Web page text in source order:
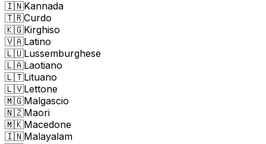
🇮🇳Kannada
🇹🇷Curdo
🇰🇬Kirghiso
🇻🇦Latino
🇱🇺Lussemburghese
🇱🇦Laotiano
🇱🇹Lituano
🇱🇻Lettone
🇲🇬Malgascio
🇳🇿Maori
🇲🇰Macedone
🇮🇳Malayalam